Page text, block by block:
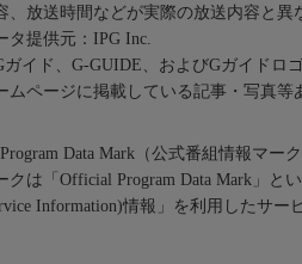
、放送時間などが実際の放送内容と異
タ提供元：IPG Inc.
ガイド、G-GUIDE、およびGガイドロ
ムページに掲載している記事・写真等
Data Mark（公式番組情報マーク
クは「Official Program Data Mark」と
Information)情報」を利用したサ